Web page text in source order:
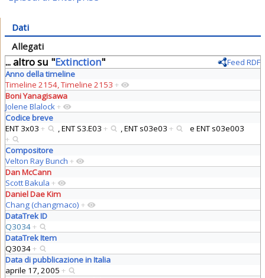
Dati
Allegati
... altro su "Extinction"
Feed RDF
Anno della timeline
Timeline 2154, Timeline 2153 +
Boni Yanagisawa
Jolene Blalock+
Codice breve
ENT 3x03 + ,ENT S3.E03 + ,ENT s03e03 + e ENT s03e003
+
Compositore
Velton Ray Bunch +
Dan McCann
Scott Bakula +
Daniel Dae Kim
Chang (changmaco) +
DataTrek ID
Q3034+
DataTrek Item
Q3034+
Data di pubblicazione in Italia
aprile 17, 2005 +